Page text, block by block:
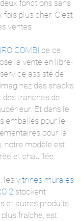
fonctions sans
fois plus cher. C'est
ventes.
COMBI de ce
la vente en libre-
assisté de
des snacks
des tranches de
Et dans le
emballés pour le
pour la
notre modèle est
et chauffée.
les vitrines murales
2stockent
et autres produits
fraîche, est